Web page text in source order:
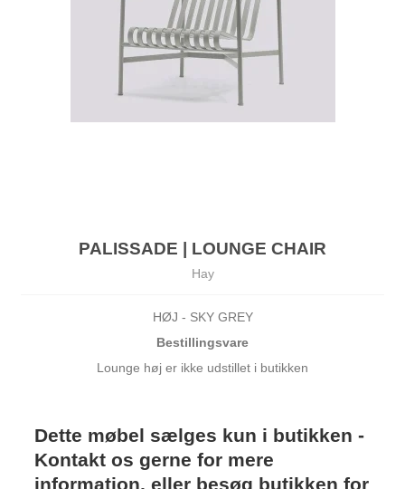
PALISSADE | LOUNGE CHAIR
Hay
HØJ - SKY GREY
Bestillingsvare
Lounge høj er ikke udstillet i butikken
Dette møbel sælges kun i butikken -
Kontakt os gerne for mere
information, eller besøg butikken for